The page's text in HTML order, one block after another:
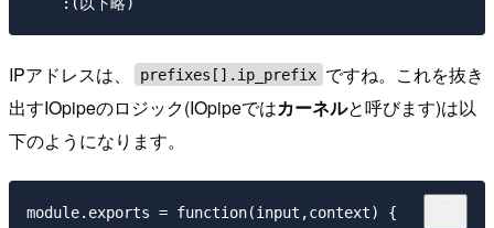
IPアドレスは、 prefixes[].ip_prefix ですね。これを抜き
出すIOpipeのロジック(IOpipeではカーネルと呼びます)は以
下のようになります。
module.exports = function(input,context) {